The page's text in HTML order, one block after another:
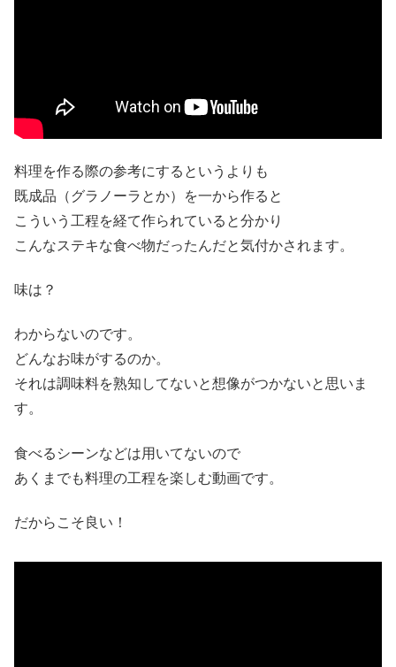
料理を作る際の参考にするというよりも
既成品（グラノーラとか）を一から作ると
こういう工程を経て作られていると分かり
こんなステキな食べ物だったんだと気付かされます。
味は？
わからないのです。
どんなお味がするのか。
それは調味料を熟知してないと想像がつかないと思いま
す。
食べるシーンなどは用いてないので
あくまでも料理の工程を楽しむ動画です。
だからこそ良い！